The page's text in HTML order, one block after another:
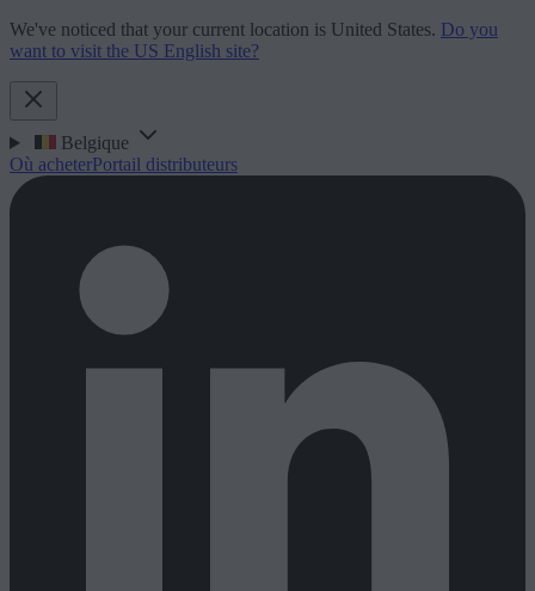
We've noticed that your current location is United States. Do you
want to visit the US English site?
Belgique
Où acheterPortail distributeurs